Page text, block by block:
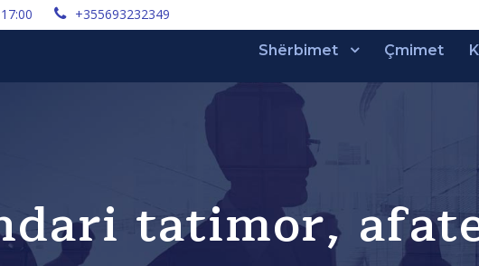
+355693232349
Shërbimet Çmimet
tatimor,